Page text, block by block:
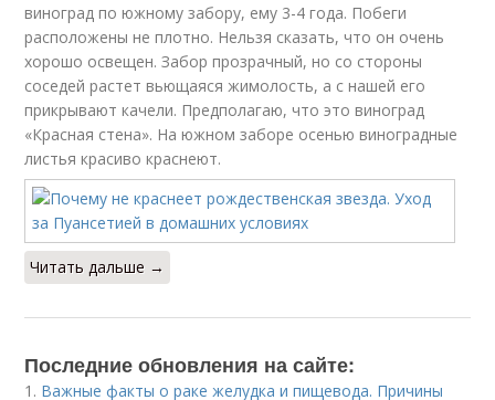
виноград по южному забору, ему 3-4 года. Побеги
расположены не плотно. Нельзя сказать, что он очень
хорошо освещен. Забор прозрачный, но со стороны
соседей растет вьющаяся жимолость, а с нашей его
прикрывают качели. Предполагаю, что это виноград
«Красная стена». На южном заборе осенью виноградные
листья красиво краснеют.
Читать дальше →
Последние обновления на сайте:
1. Важные факты о раке желудка и пищевода. Причины